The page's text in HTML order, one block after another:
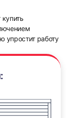
упростит работу